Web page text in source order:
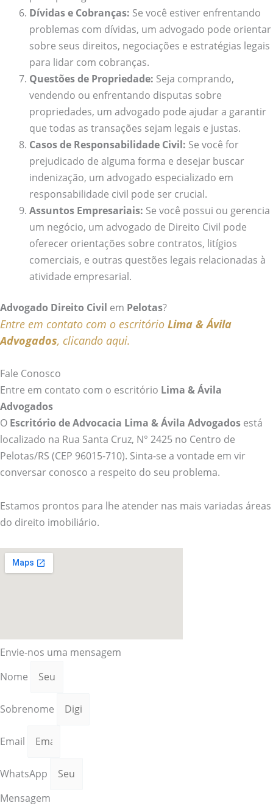
Dívidas e Cobranças: Se você estiver enfrentando
problemas com dívidas, um advogado pode orientar
sobre seus direitos, negociações e estratégias legais
para lidar com cobranças.
Questões de Propriedade: Seja comprando,
vendendo ou enfrentando disputas sobre
propriedades, um advogado pode ajudar a garantir
que todas as transações sejam legais e justas.
Casos de Responsabilidade Civil: Se você for
prejudicado de alguma forma e desejar buscar
indenização, um advogado especializado em
responsabilidade civil pode ser crucial.
Assuntos Empresariais: Se você possui ou gerencia
um negócio, um advogado de Direito Civil pode
oferecer orientações sobre contratos, litígios
comerciais, e outras questões legais relacionadas à
atividade empresarial.
Advogado Direito Civil em Pelotas?
Entre em contato com o escritório Lima & Ávila
Advogados, clicando aqui.
Fale Conosco
Entre em contato com o escritório Lima & Ávila
Advogados
O Escritório de Advocacia Lima & Ávila Advogados está
localizado na Rua Santa Cruz, N° 2425 no Centro de
Pelotas/RS (CEP 96015-710). Sinta-se a vontade em vir
conversar conosco a respeito do seu problema.
Estamos prontos para lhe atender nas mais variadas áreas
do direito imobiliário.
Envie-nos uma mensagem
Nome
Sobrenome
Email
WhatsApp
Mensagem